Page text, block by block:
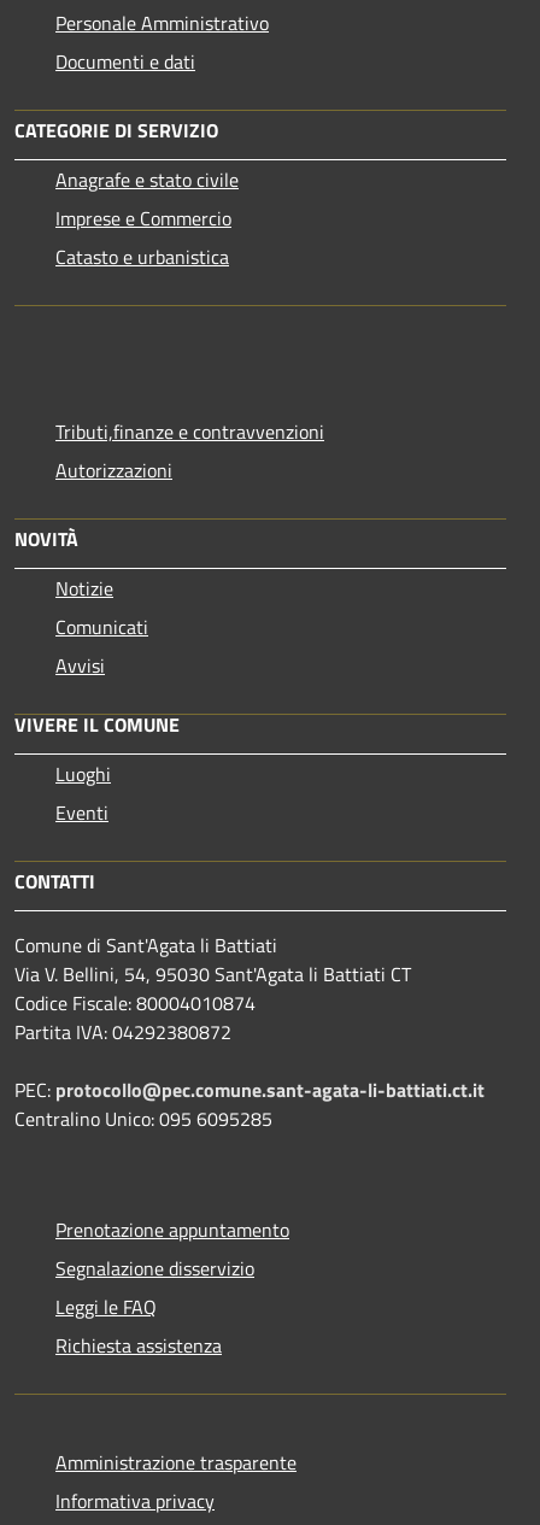
Personale Amministrativo
Documenti e dati
CATEGORIE DI SERVIZIO
Anagrafe e stato civile
Imprese e Commercio
Catasto e urbanistica
Tributi,finanze e contravvenzioni
Autorizzazioni
NOVITÀ
Notizie
Comunicati
Avvisi
VIVERE IL COMUNE
Luoghi
Eventi
CONTATTI
Comune di Sant'Agata li Battiati
Via V. Bellini, 54, 95030 Sant'Agata li Battiati CT
Codice Fiscale: 80004010874
Partita IVA: 04292380872
PEC: protocollo@pec.comune.sant-agata-li-battiati.ct.it
Centralino Unico: 095 6095285
Prenotazione appuntamento
Segnalazione disservizio
Leggi le FAQ
Richiesta assistenza
Amministrazione trasparente
Informativa privacy